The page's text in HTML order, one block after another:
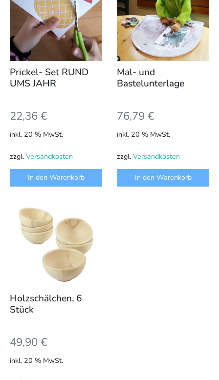
Prickel- Set RUND
UMS JAHR
22,36€
inkl. 20 % MwSt.
zzgl. Versandkosten
In den Warenkorb
Mal- und
Bastelunterlage
76,79 €
inkl. 20 % MwSt.
zzgl. Versandkosten
In den Warenkorb
Holzschälchen, 6
Stück
49,90€
inkl. 20 % MwSt.